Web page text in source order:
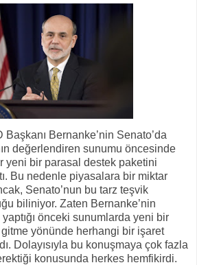
Bernanke’nin Senato’da
değerlendiren sunumu öncesinde
yeni bir parasal destek paketini
Bu nedenle piyasalara bir miktar
Senato’nun bu tarz teşvik
biliniyor. Zaten Bernanke’nin
önceki sunumlarda yeni bir
yönünde herhangi bir işaret
Dolayısıyla bu konuşmaya çok fazla
konusunda herkes hemfikirdi.